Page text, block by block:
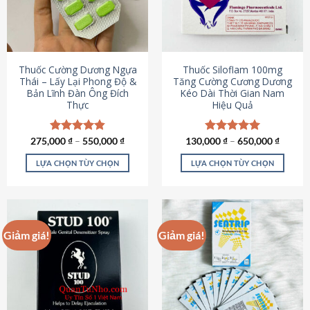
tùy
chọn
có
thể
chọn
trên
trang
sản
phẩm
tùy
chọn
có
được
chọn
trên
trang
sản
phẩm
Thuốc Cường Dương Ngựa
Thái – Lấy Lại Phong Độ &
Bản Lĩnh Đàn Ông Đích
Thực
Được xếp
hạng4.87
5 sao
275,000₫ – 550,000₫
LỰA CHỌN TÙY CHỌN
có
nhiều
biến
thể.
Các
tùy
Thuốc Siloflam 100mg
Tăng Cường Cương Dương
Kéo Dài Thời Gian Nam
Hiệu Quả
Được xếp
hạng5.00
5 sao
130,000₫ – 650,000₫
LỰA CHỌN TÙY CHỌN
này
có
nhiều
biến
thể.
Các
tùy
Giảm giá! Giảm giá!